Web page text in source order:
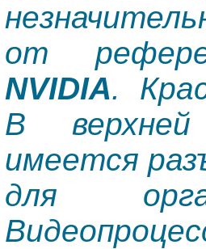
от
NVIDIA.
В
имеется
для